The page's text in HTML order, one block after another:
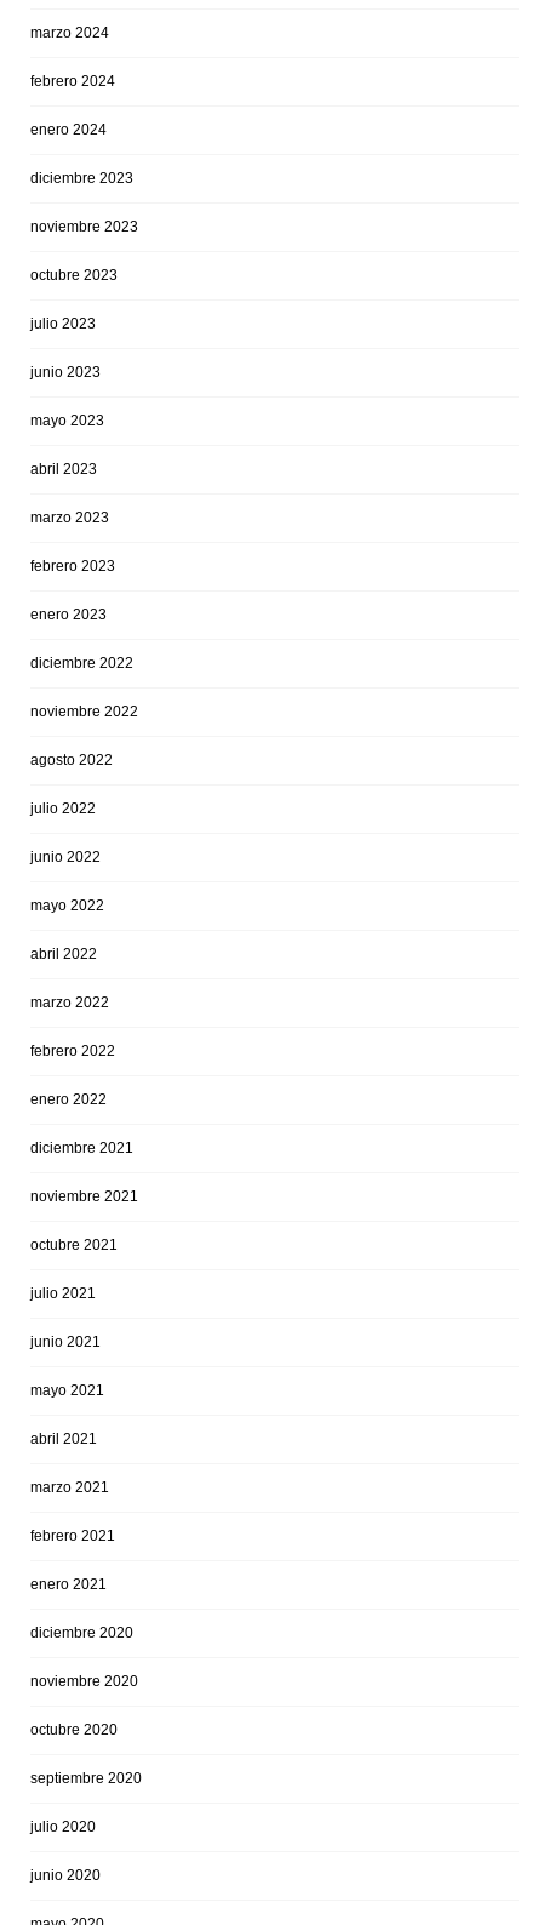
marzo 2024
febrero 2024
enero 2024
diciembre 2023
noviembre 2023
octubre 2023
julio 2023
junio 2023
mayo 2023
abril 2023
marzo 2023
febrero 2023
enero 2023
diciembre 2022
noviembre 2022
agosto 2022
julio 2022
junio 2022
mayo 2022
abril 2022
marzo 2022
febrero 2022
enero 2022
diciembre 2021
noviembre 2021
octubre 2021
julio 2021
junio 2021
mayo 2021
abril 2021
marzo 2021
febrero 2021
enero 2021
diciembre 2020
noviembre 2020
octubre 2020
septiembre 2020
julio 2020
junio 2020